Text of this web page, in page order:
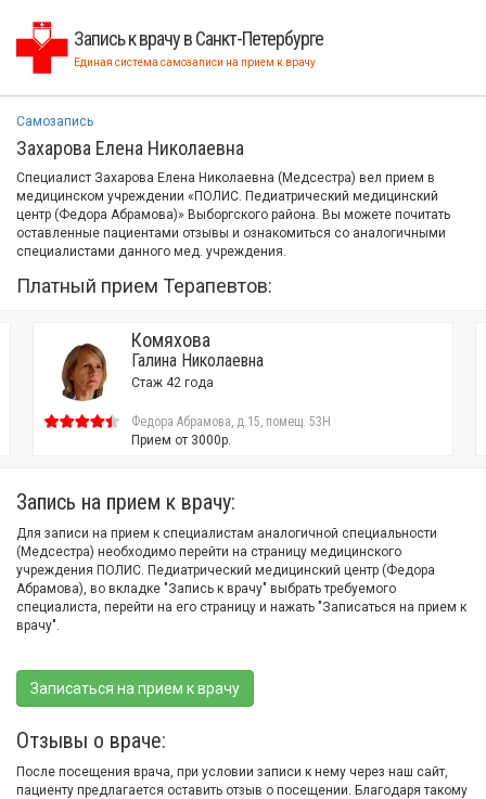
Запись к врачу в Санкт-Петербурге
Единая система самозаписи на прием к врачу
Самозапись
Захарова Елена Николаевна
Специалист Захарова Елена Николаевна (Медсестра) вел прием в
медицинском учреждении «ПОЛИС. Педиатрический медицинский
центр (Федора Абрамова)» Выборгского района. Вы можете почитать
оставленные пациентами отзывы и ознакомиться со аналогичными
специалистами данного мед. учреждения.
Платный прием Терапевтов:
Комяхова
Галина Николаевна
Стаж 42 года
Федора Абрамова, д.15, помещ. 53H
Прием от 3000р.
Запись на прием к врачу:
Для записи на прием к специалистам аналогичной специальности
(Медсестра) необходимо перейти на страницу медицинского
учреждения ПОЛИС. Педиатрический медицинский центр (Федора
Абрамова), во вкладке "Запись к врачу" выбрать требуемого
специалиста, перейти на его страницу и нажать "Записаться на прием к
врачу".
Записаться на прием к врачу
Отзывы о враче:
После посещения врача, при условии записи к нему через наш сайт,
пациенту предлагается оставить отзыв о посещении. Благодаря такому